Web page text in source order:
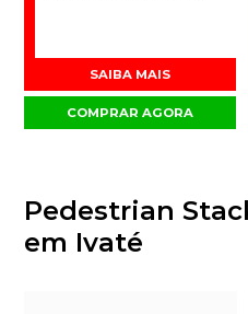
SAIBA MAIS
COMPRAR AGORA
Pedestrian
em Ivaté